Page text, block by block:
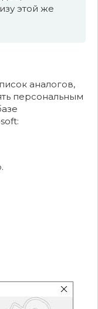
этой же
аналогов,
персональным